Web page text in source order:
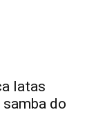
latas
do